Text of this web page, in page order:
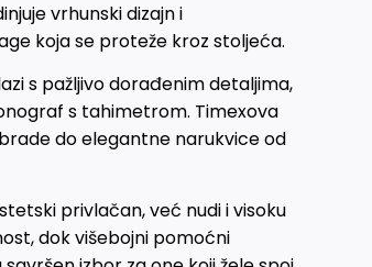
vrhunski dizajn i
koja se proteže kroz stoljeća.
s pažljivo dorađenim detaljima,
s tahimetrom. Timexova
do elegantne narukvice od
privlačan, već nudi i visoku
dok višebojni pomoćni